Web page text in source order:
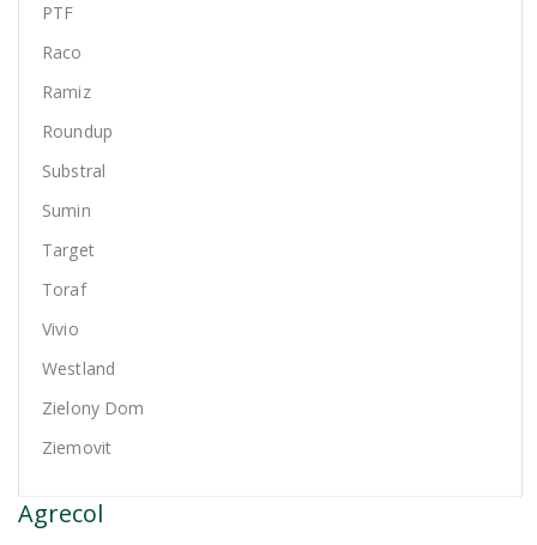
PTF
Raco
Ramiz
Roundup
Substral
Sumin
Target
Toraf
Vivio
Westland
Zielony Dom
Ziemovit
Agrecol